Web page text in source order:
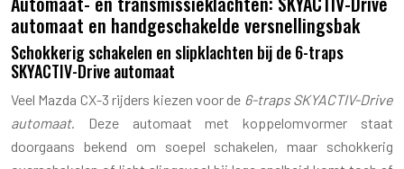
automaat en handgeschakelde versnellingsbak
Schokkerig schakelen en slipklachten bij de 6-traps
SKYACTIV-Drive automaat
Veel Mazda CX-3 rijders kiezen voor de 6-traps SKYACTIV-Drive
automaat. Deze automaat met koppelomvormer staat
doorgaans bekend om soepel schakelen, maar schokkerig